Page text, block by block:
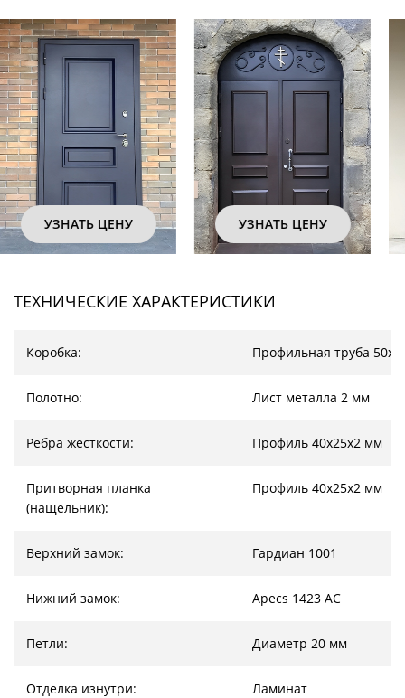
УЗНАТЬ ЦЕНУ УЗНАТЬ ЦЕНУ
ТЕХНИЧЕСКИЕ ХАРАКТЕРИСТИКИ
Коробка: Профильная труба
Полотно: Лист металла 2 мм
Ребра жесткости: Профиль 40х25х2 мм
Притворная планка
(нащельник):
Профиль 40х25х2 мм
Верхний замок: Гардиан 1001
Нижний замок: Apecs 1423 AC
Петли: Диаметр 20 мм
Отделка изнутри: Ламинат